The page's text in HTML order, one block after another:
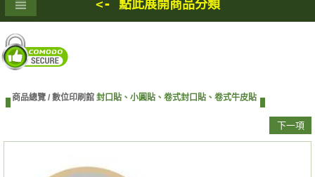
<- 點此展開商品分類
商品總覽 / 數位印刷館 封口貼、小圓貼、卷式封口貼、卷式牛皮貼
下一項